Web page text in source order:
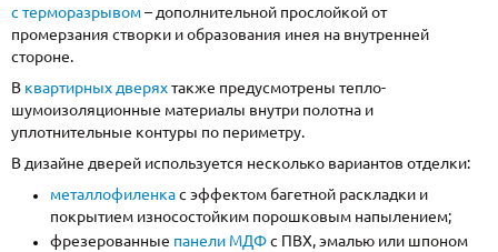
с терморазрывом– дополнительной прослойкой от
промерзания створки и образования инея на внутренней
стороне.
В квартирных дверяхтакже предусмотрены тепло-
шумоизоляционные материалы внутри полотна и
уплотнительные контуры по периметру.
В дизайне дверей используется несколько вариантов отделки:
металлофиленкас эффектом багетной раскладки и
покрытием износостойким порошковым напылением;
фрезерованные панели МДФс ПВХ, эмалью или шпоном